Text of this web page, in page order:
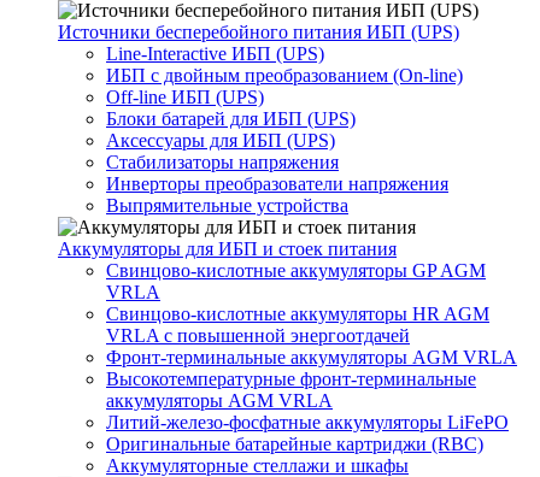
Источники бесперебойного питания ИБП (UPS)
Line-Interactive ИБП (UPS)
ИБП с двойным преобразованием (On-line)
Off-line ИБП (UPS)
Блоки батарей для ИБП (UPS)
Аксессуары для ИБП (UPS)
Стабилизаторы напряжения
Инверторы преобразователи напряжения
Выпрямительные устройства
Аккумуляторы для ИБП и стоек питания
Свинцово-кислотные аккумуляторы GP AGM
VRLA
Свинцово-кислотные аккумуляторы HR AGM
VRLA с повышенной энергоотдачей
Фронт-терминальные аккумуляторы AGM VRLA
Высокотемпературные фронт-терминальные
аккумуляторы AGM VRLA
Литий-железо-фосфатные аккумуляторы LiFePO
Оригинальные батарейные картриджи (RBC)
Аккумуляторные стеллажи и шкафы